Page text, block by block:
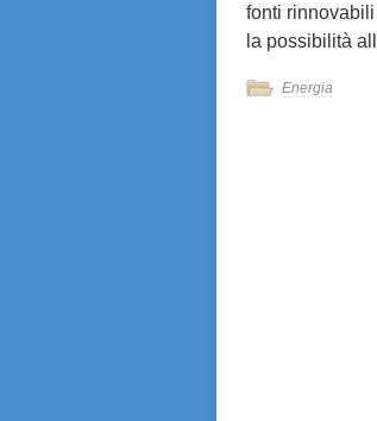
fonti
la possibilità
Energia